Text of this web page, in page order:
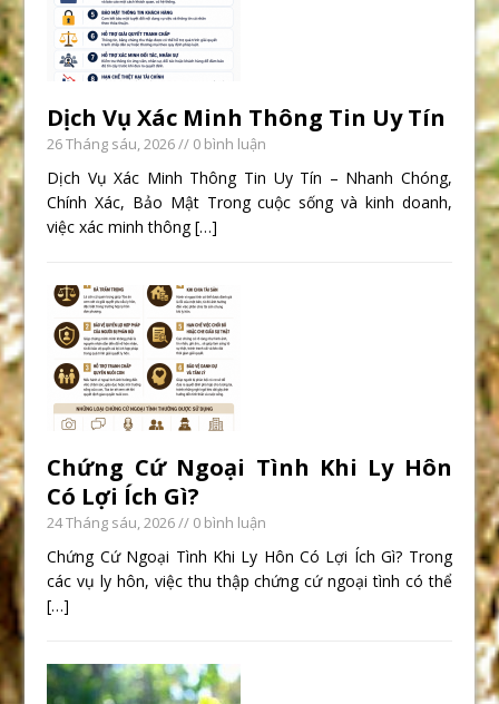
Dịch Vụ Xác Minh Thông Tin Uy Tín
26 Tháng sáu, 2026// 0 bình luận
Dịch Vụ Xác Minh Thông Tin Uy Tín – Nhanh Chóng,
Chính Xác, Bảo Mật Trong cuộc sống và kinh doanh,
việc xác minh thông[…]
Chứng Cứ Ngoại Tình Khi Ly Hôn
Có Lợi Ích Gì?
24 Tháng sáu, 2026// 0 bình luận
Chứng Cứ Ngoại Tình Khi Ly Hôn Có Lợi Ích Gì? Trong
các vụ ly hôn, việc thu thập chứng cứ ngoại tình có thể
[…]